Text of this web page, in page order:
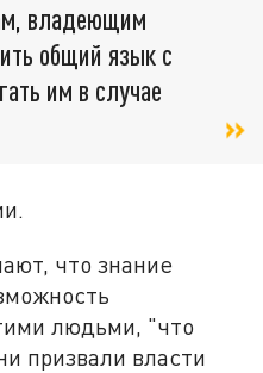
владеющим
общий язык с
им в случае
что знание
людьми, "что
призвали власти